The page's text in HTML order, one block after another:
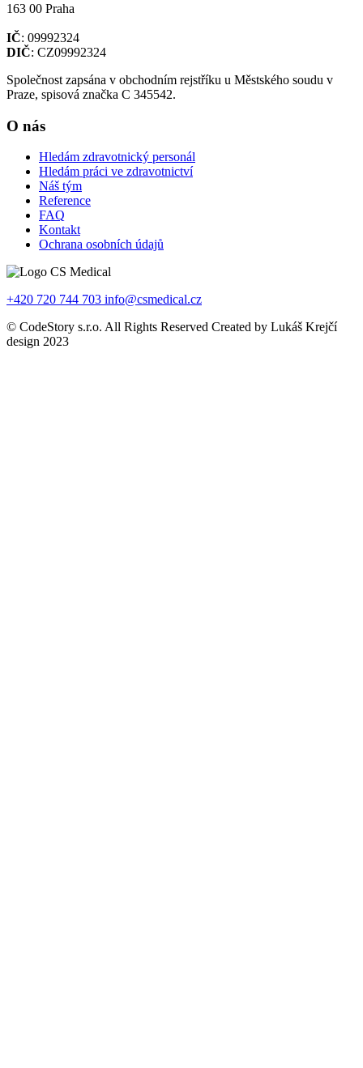
163 00 Praha
IČ: 09992324
DIČ: CZ09992324
Společnost zapsána v obchodním rejstříku u Městského soudu v
Praze, spisová značka C 345542.
O nás
Hledám zdravotnický personál
Hledám práci ve zdravotnictví
Náš tým
Reference
FAQ
Kontakt
Ochrana osobních údajů
+420 720 744 703 info@csmedical.cz
© CodeStory s.r.o. All Rights Reserved Created by Lukáš Krejčí
design 2023